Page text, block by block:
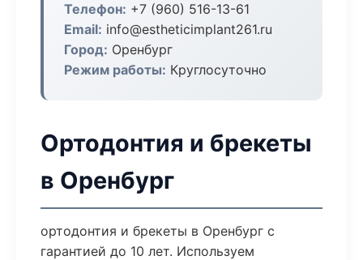
Телефон: +7 (960) 516-13-61
Email: info@estheticimplant261.ru
Город: Оренбург
Режим работы: Круглосуточно
Ортодонтия и брекеты
в Оренбург
ортодонтия и брекеты в Оренбург с
гарантией до 10 лет. Используем